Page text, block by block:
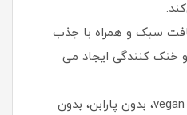
سبک و همراه با جذب
کنندگی ایجاد می
ویژگی‌های فرمولاسیون: vegan، بدون پارابن، بدون